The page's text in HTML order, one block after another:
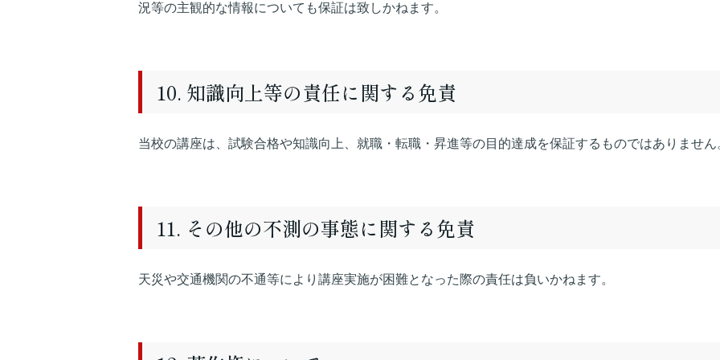
況等の主観的な情報についても保証は致しかねます。
10. 知識向上等の責任に関する免責
当校の講座は、試験合格や知識向上、就職・転職・昇進等の目的達成を保証するものではありません
11. その他の不測の事態に関する免責
天災や交通機関の不通等により講座実施が困難となった際の責任は負いかねます。